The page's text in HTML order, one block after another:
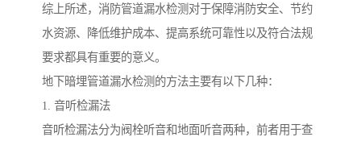
综上所述，消防管道漏水检测对于保障消防安全、节约
水资源、降低维护成本、提高系统可靠性以及符合法规
要求都具有重要的意义。
地下暗埋管道漏水检测的方法主要有以下几种：
1. 音听检漏法
音听检漏法分为阀栓听音和地面听音两种，前者用于查